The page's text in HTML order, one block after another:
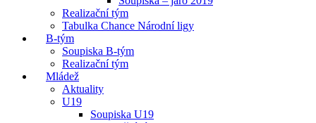
Realizační tým
Tabulka Chance Národní ligy
B-tým
Soupiska B-tým
Realizační tým
Mládež
Aktuality
U19
Soupiska U19